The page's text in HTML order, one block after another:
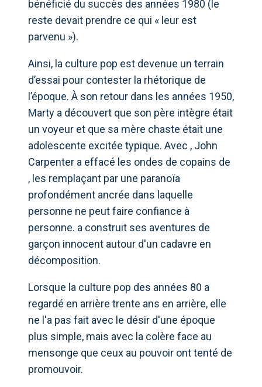
bénéficié du succès des années 1980 (le
reste devait prendre ce qui « leur est
parvenu »).
Ainsi, la culture pop est devenue un terrain
d’essai pour contester la rhétorique de
l’époque. À son retour dans les années 1950,
Marty a découvert que son père intègre était
un voyeur et que sa mère chaste était une
adolescente excitée typique. Avec , John
Carpenter a effacé les ondes de copains de
, les remplaçant par une paranoïa
profondément ancrée dans laquelle
personne ne peut faire confiance à
personne. a construit ses aventures de
garçon innocent autour d'un cadavre en
décomposition.
Lorsque la culture pop des années 80 a
regardé en arrière trente ans en arrière, elle
ne l'a pas fait avec le désir d'une époque
plus simple, mais avec la colère face au
mensonge que ceux au pouvoir ont tenté de
promouvoir.